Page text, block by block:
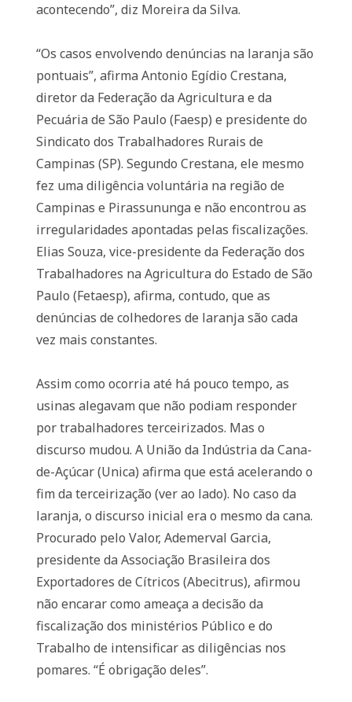
acontecendo”, diz Moreira da Silva.
“Os casos envolvendo denúncias na laranja são
pontuais”, afirma Antonio Egídio Crestana,
diretor da Federação da Agricultura e da
Pecuária de São Paulo (Faesp) e presidente do
Sindicato dos Trabalhadores Rurais de
Campinas (SP). Segundo Crestana, ele mesmo
fez uma diligência voluntária na região de
Campinas e Pirassununga e não encontrou as
irregularidades apontadas pelas fiscalizações.
Elias Souza, vice-presidente da Federação dos
Trabalhadores na Agricultura do Estado de São
Paulo (Fetaesp), afirma, contudo, que as
denúncias de colhedores de laranja são cada
vez mais constantes.
Assim como ocorria até há pouco tempo, as
usinas alegavam que não podiam responder
por trabalhadores terceirizados. Mas o
discurso mudou. A União da Indústria da Cana-
de-Açúcar (Unica) afirma que está acelerando o
fim da terceirização (ver ao lado). No caso da
laranja, o discurso inicial era o mesmo da cana.
Procurado pelo Valor, Ademerval Garcia,
presidente da Associação Brasileira dos
Exportadores de Cítricos (Abecitrus), afirmou
não encarar como ameaça a decisão da
fiscalização dos ministérios Público e do
Trabalho de intensificar as diligências nos
pomares. “É obrigação deles”.